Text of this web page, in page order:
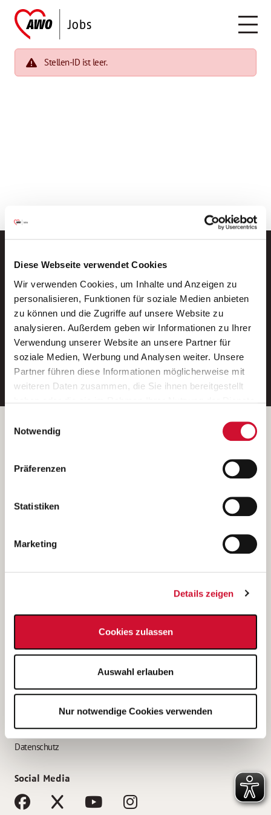
Diese Webseite verwendet Cookies
Wir verwenden Cookies, um Inhalte und Anzeigen zu
personalisieren, Funktionen für soziale Medien anbieten
zu können und die Zugriffe auf unsere Website zu
analysieren. Außerdem geben wir Informationen zu Ihrer
Verwendung unserer Website an unsere Partner für
soziale Medien, Werbung und Analysen weiter. Unsere
Partner führen diese Informationen möglicherweise mit
weiteren Daten zusammen, die Sie ihnen bereitgestellt
Wenn Sie auf „Cookies zulassen“ klicken, so stimmen
Sie der Speicherung sämtlicher Cookies zu. Sie können
Ihre Einwilligung selbstverständlich jederzeit widerrufen,
indem Sie die Cookie-Einstellungen aufrufen und diese
unsererDatenschutzerklärung
Notwendig
Präferenzen
Statistiken
Marketing
Details zeigen
Cookies zulassen
Auswahl erlauben
Nur notwendige Cookies verwenden
Stellen-ID ist leer.
Neue Stellen per E-Mail.
Ein kostenloser Service von AWO
Jobs.
E-Mail-Adresse eintragen
Betreiber der Webseite
Kantstraße 45a
(Ein Tochterunternehmen des AWO Bezirksverbandes Unterfranken
e.V.)
Bewerbung als Altenpflegehelfer*in
Bewerbung als Erzieher*in
AWO Gliederungen nach Bundesland
Impressum
Datenschutz
Social Media